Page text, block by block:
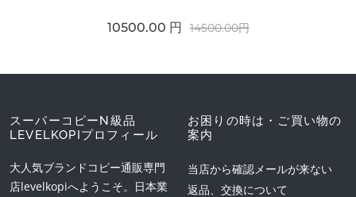
10500.00 円 14500.00円
スーパーコピーN級品
LEVELKOPIプロフィール
大人気ブランドコピー通販専門
店levelkopiへようこそ。日本業
お困りの時は・ご買い物の
案内
当店から確認メールが来ない
返品、交換について